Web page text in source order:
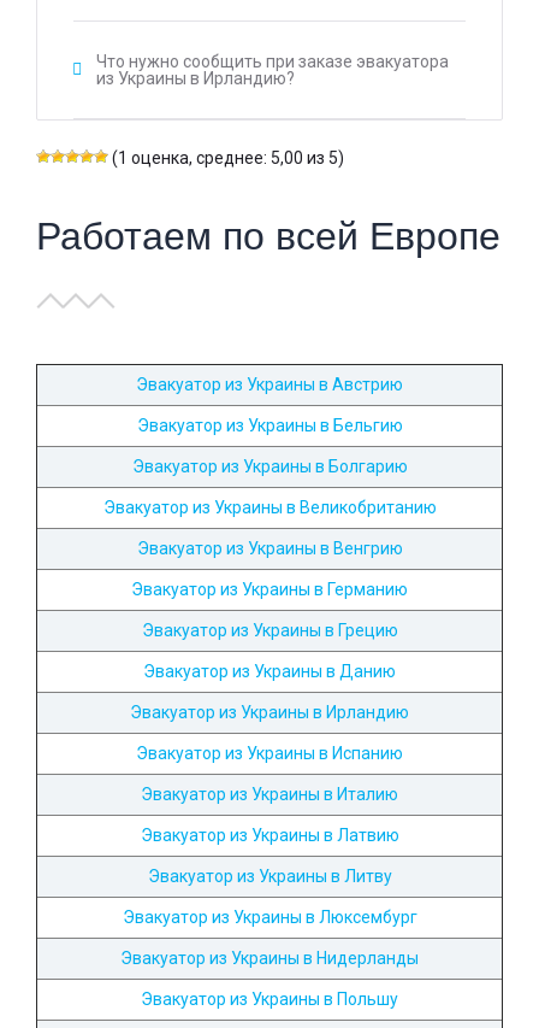
Что нужно сообщить при заказе эвакуатора
из Украины в Ирландию?
(1 оценка, среднее: 5,00 из 5)
Работаем по всей Европе
Эвакуатор из Украины в Австрию
Эвакуатор из Украины в Бельгию
Эвакуатор из Украины в Болгарию
Эвакуатор из Украины в Великобританию
Эвакуатор из Украины в Венгрию
Эвакуатор из Украины в Германию
Эвакуатор из Украины в Грецию
Эвакуатор из Украины в Данию
Эвакуатор из Украины в Ирландию
Эвакуатор из Украины в Испанию
Эвакуатор из Украины в Италию
Эвакуатор из Украины в Латвию
Эвакуатор из Украины в Литву
Эвакуатор из Украины в Люксембург
Эвакуатор из Украины в Нидерланды
Эвакуатор из Украины в Польшу